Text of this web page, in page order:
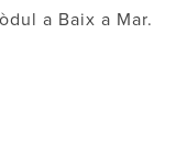
a Baix a Mar.